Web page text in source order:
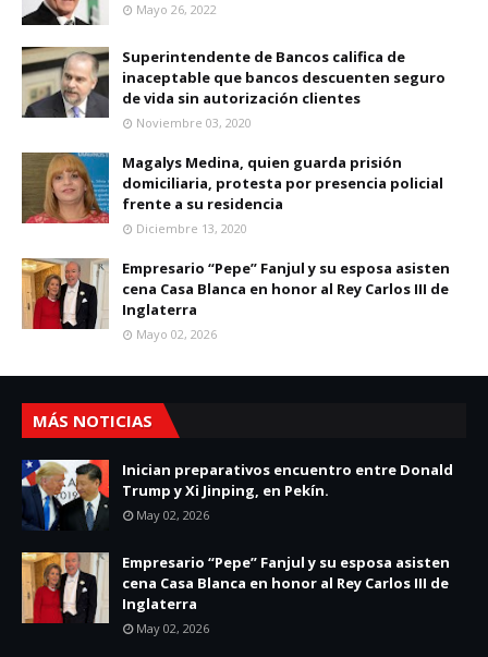
Mayo 26, 2022
Superintendente de Bancos califica de
inaceptable que bancos descuenten seguro
de vida sin autorización clientes
Noviembre 03, 2020
Magalys Medina, quien guarda prisión
domiciliaria, protesta por presencia policial
frente a su residencia
Diciembre 13, 2020
Empresario “Pepe” Fanjul y su esposa asisten
cena Casa Blanca en honor al Rey Carlos III de
Inglaterra
Mayo 02, 2026
MÁS NOTICIAS
Inician preparativos encuentro entre Donald
Trump y Xi Jinping, en Pekín.
May 02, 2026
Empresario “Pepe” Fanjul y su esposa asisten
cena Casa Blanca en honor al Rey Carlos III de
Inglaterra
May 02, 2026